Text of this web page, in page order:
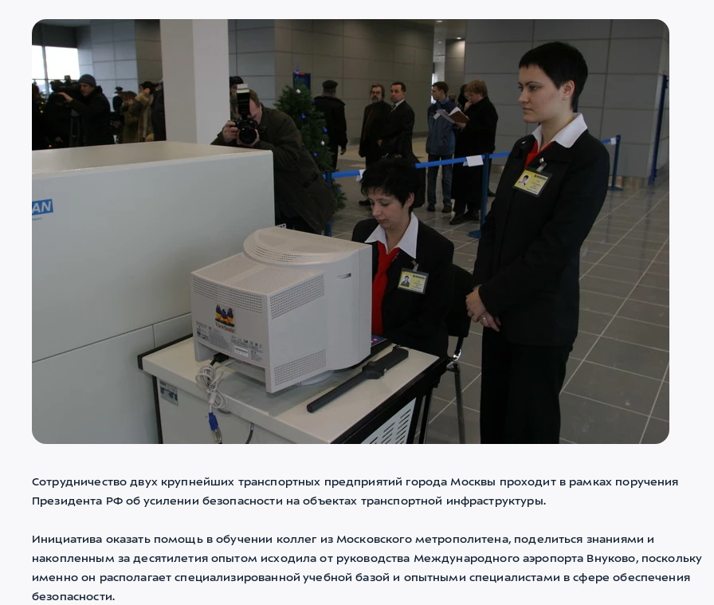
Сотрудничество двух крупнейших транспортных предприятий города Москвы проходит в рамках поручения
Президента РФ об усилении безопасности на объектах транспортной инфраструктуры.
Инициатива оказать помощь в обучении коллег из Московского метрополитена, поделиться знаниями и
накопленным за десятилетия опытом исходила от руководства Международного аэропорта Внуково, поскольку
именно он располагает специализированной учебной базой и опытными специалистами в сфере обеспечения
безопасности.